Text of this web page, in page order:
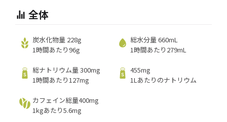
全体
炭水化物量 228g
1時間あたり96g
総水分量 660mL
1時間あたり279mL
総ナトリウム量 300mg
1時間あたり127mg
455mg
1Lあたりのナトリウム
カフェイン総量400mg
1kgあたり5.6mg